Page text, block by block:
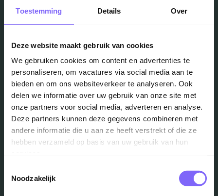
Toestemming Details Over
Deze website maakt gebruik van cookies
We gebruiken cookies om content en advertenties te
personaliseren, om vacatures via social media aan te
bieden en om ons websiteverkeer te analyseren. Ook
delen we informatie over uw gebruik van onze site met
onze partners voor social media, adverteren en analyse.
Deze partners kunnen deze gegevens combineren met
andere informatie die u aan ze heeft verstrekt of die ze
hebben verzameld op basis van uw gebruik van hun
Noodzakelijk
Vacatures
in je mailbox?
Schrijf je in en we houden je op de hoogte
Job Alert instellen